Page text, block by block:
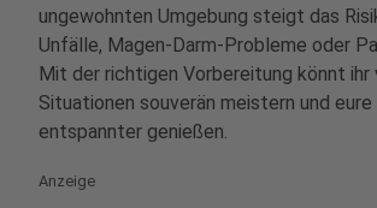
ungewohnten Umgebung steigt das
Unfälle, Magen-Darm-Probleme oder
Mit der richtigen Vorbereitung könnt ihr
Situationen souverän meistern und eure
entspannter genießen.
Anzeige